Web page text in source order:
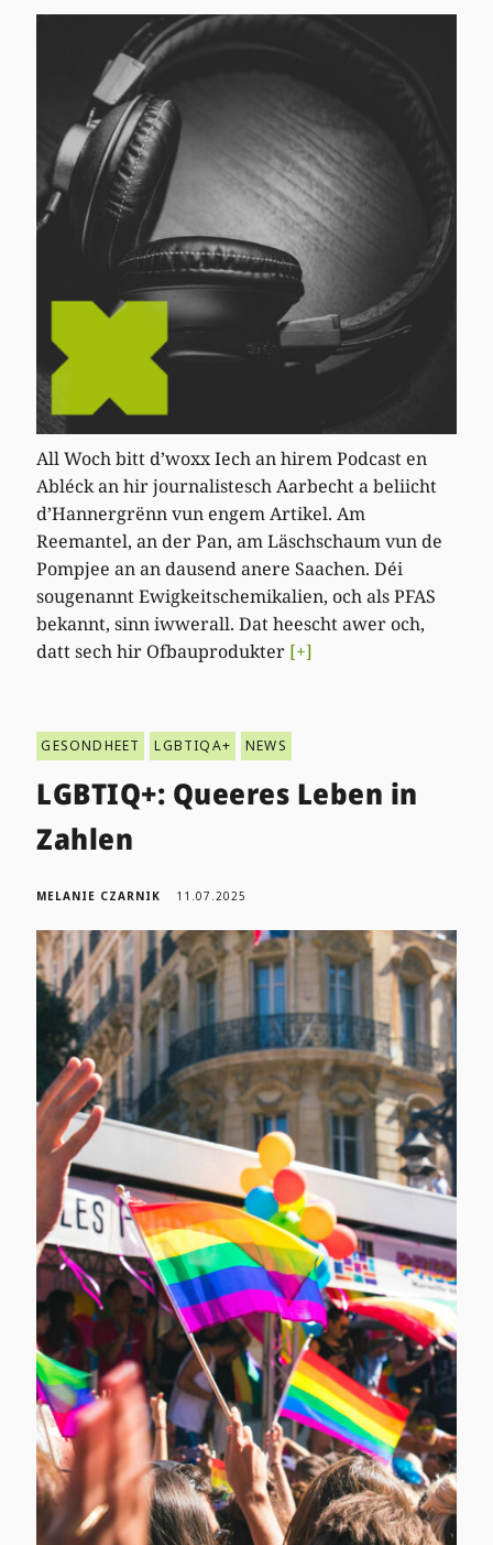
All Woch bitt d’woxx Iech an hirem Podcast en
Abléck an hir journalistesch Aarbecht a beliicht
d’Hannergrënn vun engem Artikel. Am
Reemantel, an der Pan, am Läschschaum vun de
Pompjee an an dausend anere Saachen. Déi
sougenannt Ewigkeitschemikalien, och als PFAS
bekannt, sinn iwwerall. Dat heescht awer och,
datt sech hir Ofbauprodukter [+]
GESONDHEET LGBTIQA+ NEWS
LGBTIQ+: Queeres Leben in
Zahlen
MELANIE CZARNIK 11.07.2025